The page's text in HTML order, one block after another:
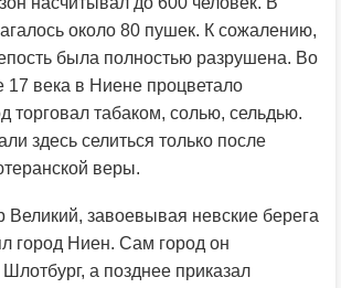
около 80 пушек. К сожалению,
была полностью разрушена. Во
17 века в Ниене процветало
торговал табаком, солью, сельдью.
здесь селиться только после
веры.
Великий, завоевывая невские берега
город Ниен. Сам город он
а позднее приказал